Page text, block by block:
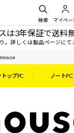
検索 マイペー
は3年保証で送料
。詳しくは製品ページにて
mouse
ップPC ノートPC